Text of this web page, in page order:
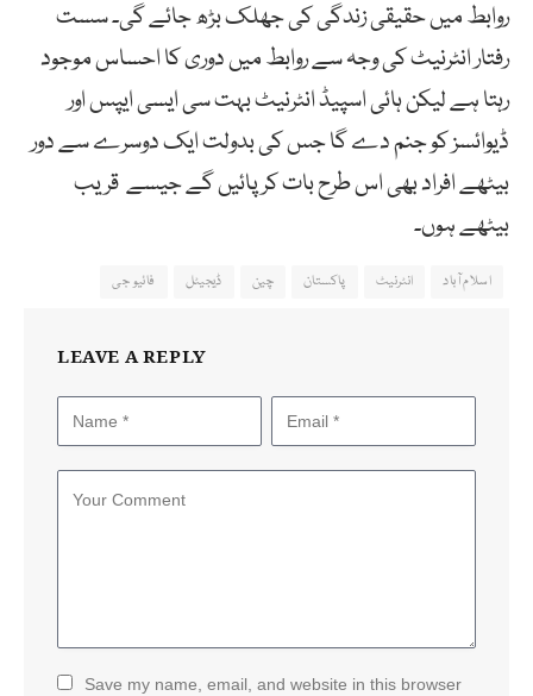
روابط میں حقیقی زندگی کی جھلک بڑھ جائے گی۔ سست
رفتار انٹرنیٹ کی وجہ سے روابط میں دوری کا احساس موجود
رہتا ہے لیکن ہائی اسپیڈ انٹرنیٹ بہت سی ایسی ایپس اور
ڈیوائسز کو جنم دے گا جس کی بدولت ایک دوسرے سے دور
بیٹھے افراد بھی اس طرح بات کر پائیں گے جیسے قریب
بیٹھے ہوں۔
اسلام آباد انٹرنیٹ پاکستان چین ڈیجیٹل فائیو جی
LEAVE A REPLY
Save my name, email, and website in this browser